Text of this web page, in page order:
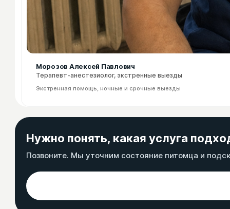
Морозов Алексей Павлович
Терапевт-анестезиолог, экстренные выезды
Экстренная помощь, ночные и срочные выезды
Нужно понять, какая услуга
Позвоните. Мы уточним состояние питомца и